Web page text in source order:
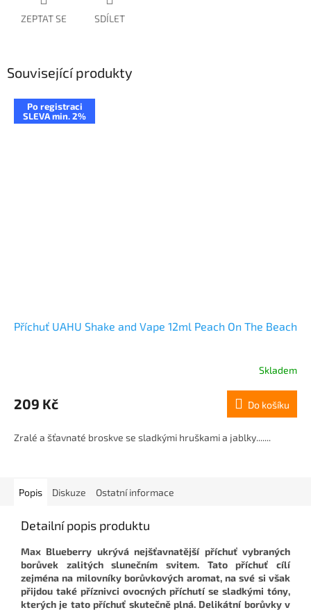
ZEPTAT SE SDÍLET
Související produkty
Po registraci
SLEVA min. 2%
Příchuť UAHU Shake and Vape 12ml Peach On The Beach
Skladem
209 Kč Do košíku
Zralé a šťavnaté broskve se sladkými hruškami a jablky.......
Popis Diskuze Ostatní informace
Detailní popis produktu
Max Blueberry ukrývá nejšťavnatější příchuť vybraných
borůvek zalitých slunečním svitem. Tato příchuť cílí
zejména na milovníky borůvkových aromat, na své si však
přijdou také příznivci ovocných příchutí se sladkými tóny,
kterých je tato příchuť skutečně plná. Delikátní borůvky v